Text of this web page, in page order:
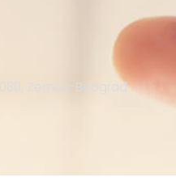
Zemun-Beograd